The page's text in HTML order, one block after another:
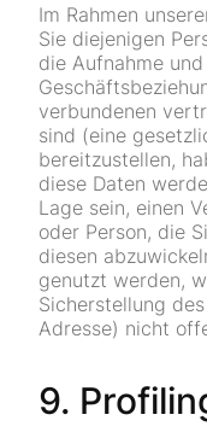
Im Rahmen
Sie diejenigen
die Aufnahme
verbundenen
sind (eine
bereitzustellen,
diese Daten
Lage sein, einen
oder Person, die
diesen
genutzt werden,
Sicherstellung
Adresse) nicht
9.